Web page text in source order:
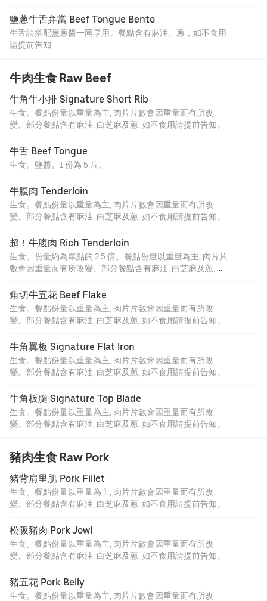
鹽蔥牛舌弁當 Beef Tongue Bento
牛舌請搭配鹽蔥醬一同享用。餐點含有麻油、蔥，如不食用
請提前告知
牛肉生食 Raw Beef
牛角牛小排 Signature Short Rib
生食。餐點份量以重量為主, 肉片片數會因重量而有所改
變。部分餐點含有麻油, 白芝麻及蔥, 如不食用請提前告知。
牛舌 Beef Tongue
生食。鹽醬。1 份為 5 片。
牛腹肉 Tenderloin
生食。餐點份量以重量為主, 肉片片數會因重量而有所改
變。部分餐點含有麻油, 白芝麻及蔥, 如不食用請提前告知。
超！牛腹肉 Rich Tenderloin
生食。份量約為單點的 2.5 倍。餐點份量以重量為主, 肉片片
數會因重量而有所改變。部分餐點含有麻油, 白芝麻及蔥, 如
角切牛五花 Beef Flake
生食。餐點份量以重量為主, 肉片片數會因重量而有所改
變。部分餐點含有麻油, 白芝麻及蔥, 如不食用請提前告知。
牛角翼板 Signature Flat Iron
生食。餐點份量以重量為主, 肉片片數會因重量而有所改
變。部分餐點含有麻油, 白芝麻及蔥, 如不食用請提前告知。
牛角板腱 Signature Top Blade
生食。餐點份量以重量為主, 肉片片數會因重量而有所改
變。部分餐點含有麻油, 白芝麻及蔥, 如不食用請提前告知。
豬肉生食 Raw Pork
豬背肩里肌 Pork Fillet
生食。餐點份量以重量為主, 肉片片數會因重量而有所改
變。部分餐點含有麻油, 白芝麻及蔥, 如不食用請提前告知。
松阪豬肉 Pork Jowl
生食。餐點份量以重量為主, 肉片片數會因重量而有所改
變。部分餐點含有麻油, 白芝麻及蔥, 如不食用請提前告知。
豬五花 Pork Belly
生食。餐點份量以重量為主, 肉片片數會因重量而有所改